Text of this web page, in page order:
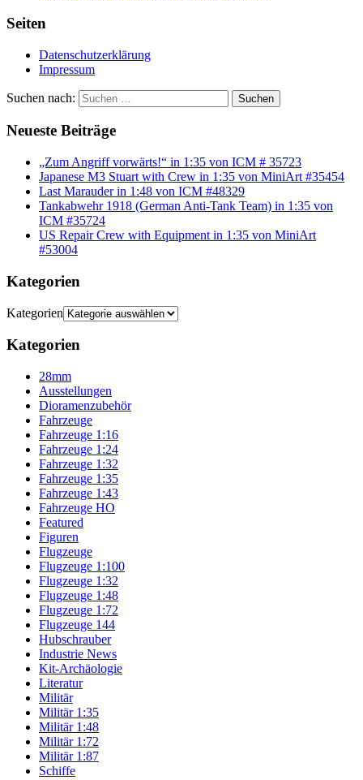
Seiten
Datenschutzerklärung
Impressum
Suchen nach: Suchen
Neueste Beiträge
„Zum Angriff vorwärts!“ in 1:35 von ICM # 35723
Japanese M3 Stuart with Crew in 1:35 von MiniArt #35454
Last Marauder in 1:48 von ICM #48329
Tankabwehr 1918 (German Anti-Tank Team) in 1:35 von
ICM #35724
US Repair Crew with Equipment in 1:35 von MiniArt
#53004
Kategorien
Kategorien
Kategorien
28mm
Ausstellungen
Dioramenzubehör
Fahrzeuge
Fahrzeuge 1:16
Fahrzeuge 1:24
Fahrzeuge 1:32
Fahrzeuge 1:35
Fahrzeuge 1:43
Fahrzeuge HO
Featured
Figuren
Flugzeuge
Flugzeuge 1:100
Flugzeuge 1:32
Flugzeuge 1:48
Flugzeuge 1:72
Flugzeuge 144
Hubschrauber
Industrie News
Kit-Archäologie
Literatur
Militär
Militär 1:35
Militär 1:48
Militär 1:72
Militär 1:87
Schiffe